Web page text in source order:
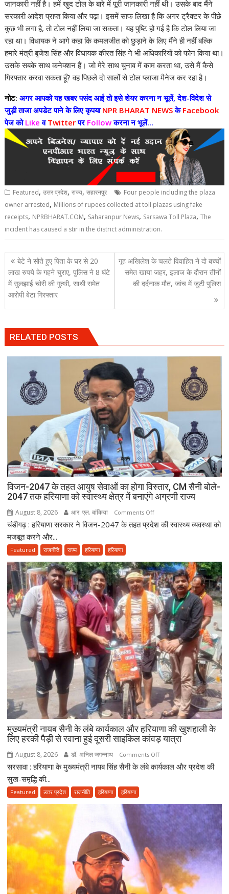
जानकारी नहीं है। हमें खुद टोल के बारे में पूरी जानकारी नहीं थी। उसके बाद मैंने
सरकारी आदेश प्राप्त किया और पढ़ा। इसमें साफ लिखा है कि अगर ट्रैक्टर के पीछे
कुछ भी लगा है, तो टोल नहीं लिया जा सकता। यह पुष्टि हो गई है कि टोल लिया जा
रहा था। विधायक ने आगे कहा कि कमलजीत को छुड़ाने के लिए मैंने ही नहीं बल्कि
हमारे मंत्री बृजेश सिंह और विधायक कीरत सिंह ने भी अधिकारियों को फोन किया था।
उसके सबके साथ कनेक्शन हैं। जो मेरे साथ चुनाव में काम करता था, उसे मैं कैसे
गिरफ्तार करवा सकता हूँ? वह पिछले दो सालों से टोल प्लाजा मैनेज कर रहा है।
नोट: अगर आपको यह खबर पसंद आई तो इसे शेयर करना न भूलें, देश-विदेश से
जुड़ी ताजा अपडेट पाने के लिए कृपयाNPR BHARAT NEWSके Facebook
पेज कोLike वTwitterपर Followकरना न भूलें...
Featured,उत्तर प्रदेश,राज्य,सहारनपुर
Four people including the plaza
owner arrested, Millions of rupees collected at toll plazas using fake
receipts, NPRBHARAT.COM, Saharanpur News, Sarsawa Toll Plaza,The
incident has caused a stir in the district administration.
Post
navigation
बेटे ने सोते हुए पिता के घर से 20
लाख रुपये के गहने चुराए, पुलिस ने 8 घंटे
में सुलझाई चोरी की गुत्थी, साथी समेत
आरोपी बेटा गिरफ्तार
गृह अखिलेश के चलते विवाहित ने दो बच्चों
समेत खाया जहर, इलाज के दौरान तीनों
की दर्दनाक मौत, जांच में जुटी पुलिस
RELATED POSTS
विजन-2047 के तहत आयुष सेवाओं का होगा विस्तार, CM सैनी बोले-
2047 तक हरियाणा को स्वास्थ्य क्षेत्र में बनाएंगे अग्रणी राज्य
August 8, 2026 आर. एल. बांकिया Comments Offon
विजन-2047
सेवाओं
का
होगा
विस्तार,
CM
सैनी
बोले-
2047
तक
हरियाणा
को
स्वास्थ्य
क्षेत्र
बनाएंगे
अग्रणी
चंडीगढ़ : हरियाणा सरकार ने विजन-2047 के तहत प्रदेश की स्वास्थ्य व्यवस्था को
मजबूत करने और...
Featured राजनीति राज्य हरियाणा हरियाणा
मुख्यमंत्री नायब सैनी के लंबे कार्यकाल और हरियाणा की खुशहाली के
लिए हरकी पैड़ी से रवाना हुई दूसरी साइकिल कांवड़ यात्रा
August 8, 2026 डॉ. अनिल जगन्नाथ Comments Offon
मुख्यमंत्री
लंबे
कार्यकाल
खुशहाली
लिए
सरसावा : हरियाणा के मुख्यमंत्री नायब सिंह सैनी के लंबे कार्यकाल और प्रदेश की
सुख-समृद्धि की...
Featured उत्तर प्रदेश राजनीति हरियाणा हरियाणा